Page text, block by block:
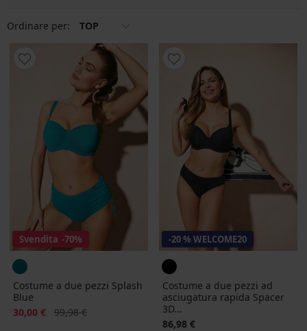
Ordinare per: TOP
Svendita -70%
Costume a due pezzi Splash
Blue
Sconto
30,00 € Prezzo originale
99,98 €
-20 % WELCOME20
Costume a due pezzi ad
asciugatura rapida Spacer
3D...
86,98 €